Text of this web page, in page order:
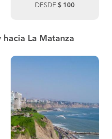
DESDE $ 100
hacia La Matanza